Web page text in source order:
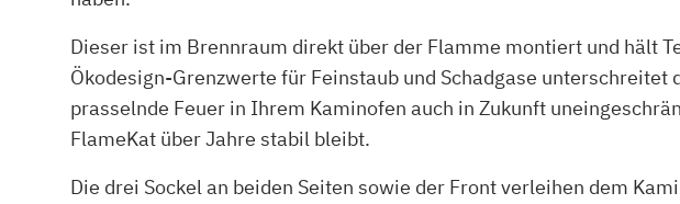
Dieser ist im Brennraum direkt über der Flamme montiert und hält
Ökodesign-Grenzwerte für Feinstaub und Schadgase unterschreitet
prasselnde Feuer in Ihrem Kaminofen auch in Zukunft
FlameKat über Jahre stabil bleibt.
Die drei Sockel an beiden Seiten sowie der Front verleihen dem